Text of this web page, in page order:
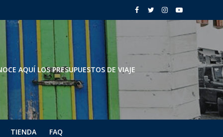
AQUÍ LOS PRESUPUESTOS DE VIAJE
TIENDA FAQ